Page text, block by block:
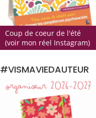
Coup de coeur de l'été
(voir mon réel Instagram)
#VISMAVIEDAUTEUR